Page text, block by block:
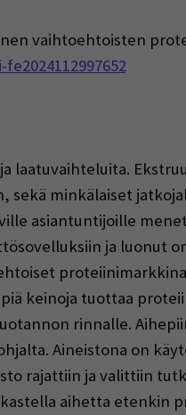
vaihtoehtoisten
laatuvaihteluita.
minkälaiset
asiantuntijoille
ja luonut
keinoja tuottaa
rinnalle.
Aineistona on
rajattiin ja valittiin
aihetta etenkin